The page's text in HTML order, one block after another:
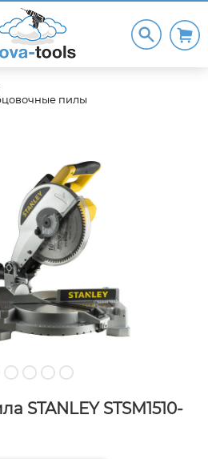
пилы
STANLEY STSM1510-